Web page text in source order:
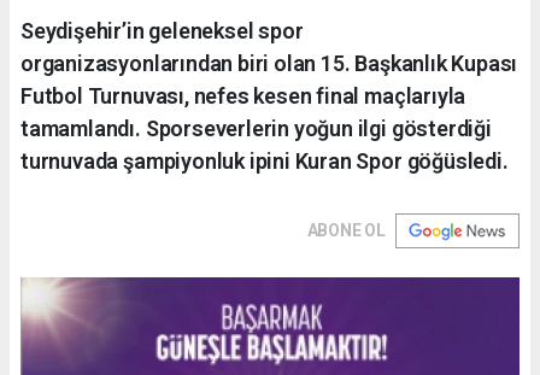
Seydişehir’in geleneksel spor
organizasyonlarından biri olan 15. Başkanlık Kupası
Futbol Turnuvası, nefes kesen final maçlarıyla
tamamlandı. Sporseverlerin yoğun ilgi gösterdiği
turnuvada şampiyonluk ipini Kuran Spor göğüsledi.
ABONE OL